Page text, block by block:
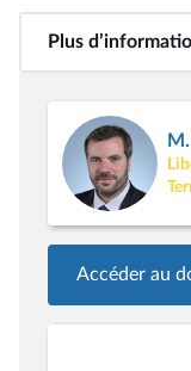
Plus
Accéder au